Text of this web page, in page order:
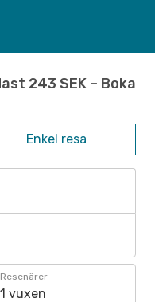
243 SEK – Boka
Enkel resa
Resenärer
1 vuxen